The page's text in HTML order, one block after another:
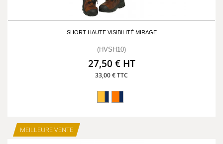
SHORT HAUTE VISIBILITÉ MIRAGE
(HVSH10)
27,50 € HT
33,00 € TTC
MEILLEURE VENTE